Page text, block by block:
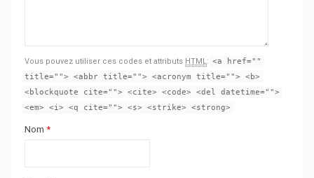
Vous pouvez utiliser ces codes et attributs HTML: <a href=""
title=""> <abbr title=""> <acronym title=""> <b>
<blockquote cite=""> <cite> <code> <del datetime="">
<em> <i> <q cite=""> <s> <strike> <strong>
Nom *